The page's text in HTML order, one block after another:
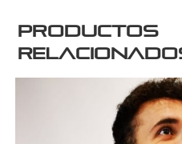
Productos